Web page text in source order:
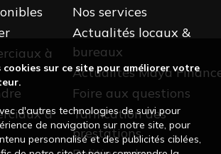
à
à
Nos services
Actualités locaux &
bureaux
Actualités Maya
Foire aux questions
Tarification des
prestations
cookies sur ce site pour améliorer votre
d'autres technologies de suivi pour
de navigation sur notre site, pour
personnalisé et des publicités ciblées,